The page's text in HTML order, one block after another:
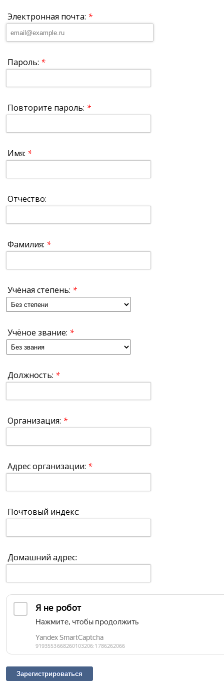
Электронная почта: *
Пароль: *
Повторите пароль: *
Имя: *
Отчество:
Фамилия: *
Учёная степень: *
Учёное звание: *
Должность: *
Организация: *
Адрес организации: *
Почтовый индекс:
Домашний адрес:
Зарегистрироваться